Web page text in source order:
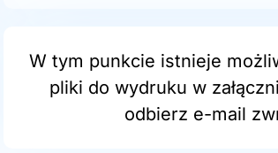
W tym punkcie istnieje
pliki do wydruku w
odbierz e-mail